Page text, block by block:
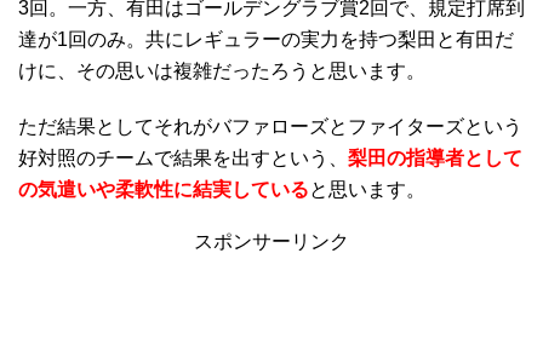
3回。一方、有田はゴールデングラブ賞2回で、規定打席到
達が1回のみ。共にレギュラーの実力を持つ梨田と有田だ
けに、その思いは複雑だったろうと思います。
ただ結果としてそれがバファローズとファイターズという
好対照のチームで結果を出すという、 梨田の指導者として
の気遣いや柔軟性に結実していると思います。
スポンサーリンク